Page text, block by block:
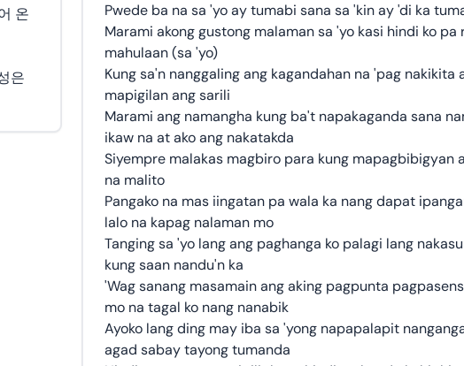
온
은
Pwede ba na sa 'yo ay tumabi sana sa 'kin ay 'di ka
Marami akong gustong malaman sa 'yo kasi hindi ko pa
mahulaan (sa 'yo)
Kung sa'n nanggaling ang kagandahan na 'pag nakikita
mapigilan ang sarili
Marami ang namangha kung ba't napakaganda sana
ikaw na at ako ang nakatakda
Siyempre malakas magbiro para kung mapagbibigyan
na malito
Pangako na mas iingatan pa wala ka nang dapat
lalo na kapag nalaman mo
Tanging sa 'yo lang ang paghanga ko palagi lang
kung saan nandu'n ka
'Wag sanang masamain ang aking pagpunta
mo na tagal ko nang nanabik
Ayoko lang ding may iba sa 'yong napapalapit
agad sabay tayong tumanda